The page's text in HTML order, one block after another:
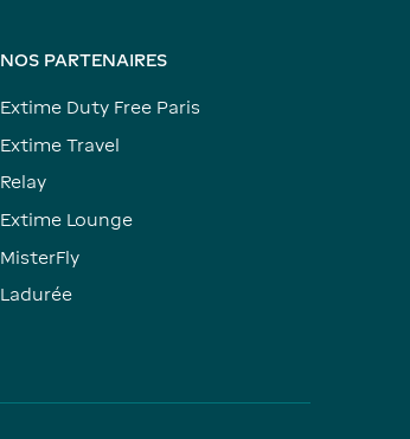
NOS PARTENAIRES
Extime Duty Free Paris
Extime Travel
Relay
Extime Lounge
MisterFly
Ladurée